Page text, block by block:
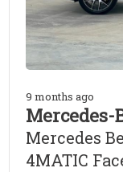
9 months ago
Mercedes-
Mercedes
4MATIC